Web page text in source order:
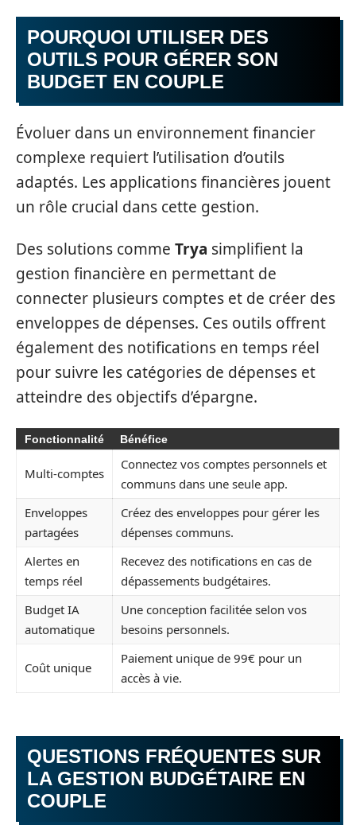
POURQUOI UTILISER DES
OUTILS POUR GÉRER SON
BUDGET EN COUPLE
Évoluer dans un environnement financier
complexe requiert l’utilisation d’outils
adaptés. Les applications financières jouent
un rôle crucial dans cette gestion.
Des solutions comme Trya simplifient la
gestion financière en permettant de
connecter plusieurs comptes et de créer des
enveloppes de dépenses. Ces outils offrent
également des notifications en temps réel
pour suivre les catégories de dépenses et
atteindre des objectifs d’épargne.
Fonctionnalité Bénéfice
Multi-comptes
Connectez vos comptes personnels et
communs dans une seule app.
Enveloppes
partagées
Créez des enveloppes pour gérer les
dépenses communs.
Alertes en
temps réel
Recevez des notifications en cas de
dépassements budgétaires.
Budget IA
automatique
Une conception facilitée selon vos
besoins personnels.
Coût unique
Paiement unique de 99€ pour un
accès à vie.
QUESTIONS FRÉQUENTES SUR
LA GESTION BUDGÉTAIRE EN
COUPLE